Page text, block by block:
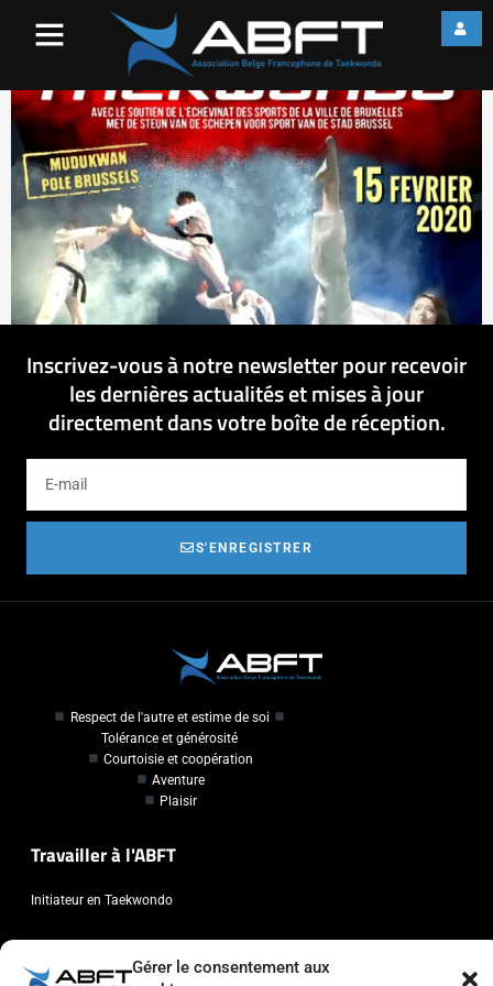
Gérer le consentement aux
Inscrivez-vous à notre newsletter pour recevoir
les dernières actualités et mises à jour
directement dans votre boîte de réception.
S'ENREGISTRER
Respect de l'autre et estime de soi
Tolérance et générosité
Courtoisie et coopération
Aventure
Plaisir
Travailler à l'ABFT
Initiateur en Taekwondo